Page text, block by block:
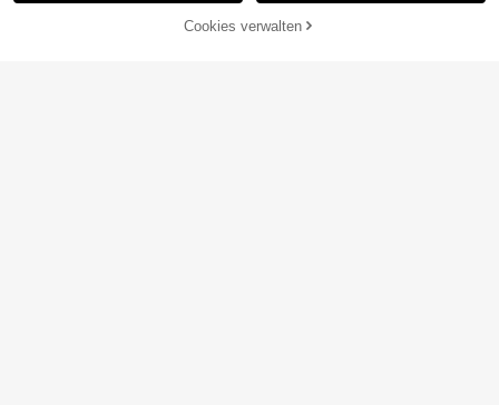
ZUM WARENKORB HINZUFÜGEN
Cookies verwalten